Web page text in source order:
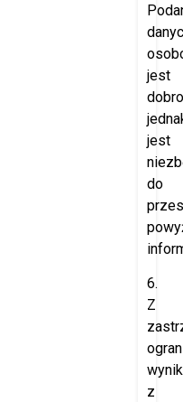
jest
jest
do
6.
Z
z